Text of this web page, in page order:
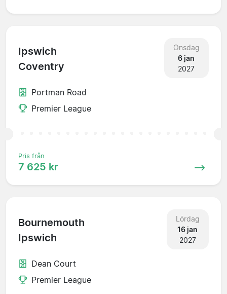
Ipswich
Coventry
Onsdag
6 jan
2027
Portman Road
Premier League
Pris från
7 625 kr
Bournemouth
Ipswich
Lördag
16 jan
2027
Dean Court
Premier League